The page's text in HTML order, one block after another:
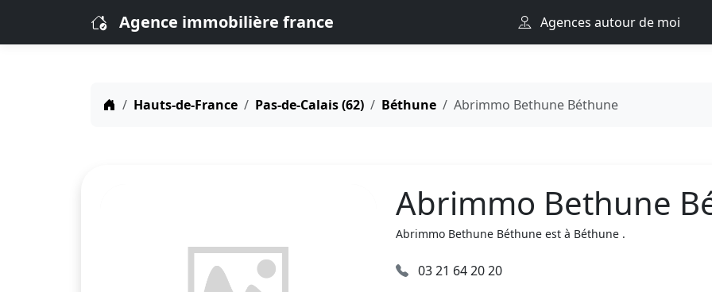
Agence immobilière france Agences autour de moi
Hauts-de-France Pas-de-Calais (62) Béthune Abrimmo Bethune Béthune
Abrimmo Bethune
Abrimmo Bethune Béthune est à Béthune .
03 21 64 20 20